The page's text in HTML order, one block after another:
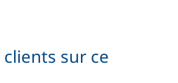
clients sur ce